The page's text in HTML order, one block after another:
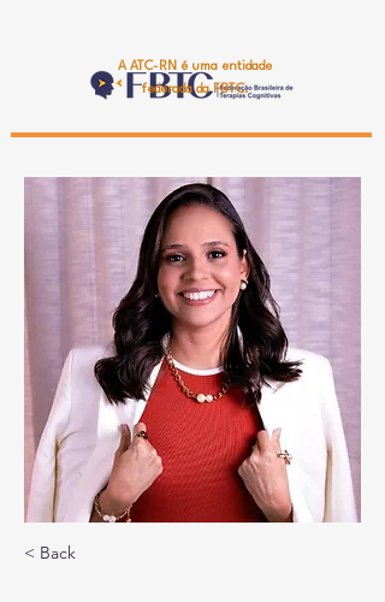
A ATC-RN é uma entidade
federada da FBTC.
< Back